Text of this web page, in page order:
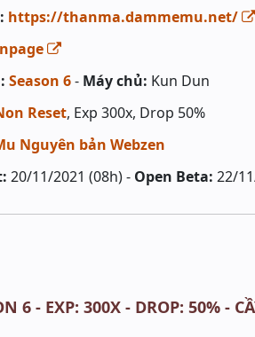
https://thanma.dammemu.net/
Season 6- Máy chủ: Kun Dun
Reset, Exp 300x, Drop 50%
Nguyên bản Webzen
20/11/2021 (08h) - Open Beta: 22/
6 - EXP: 300X - DROP: 50% -